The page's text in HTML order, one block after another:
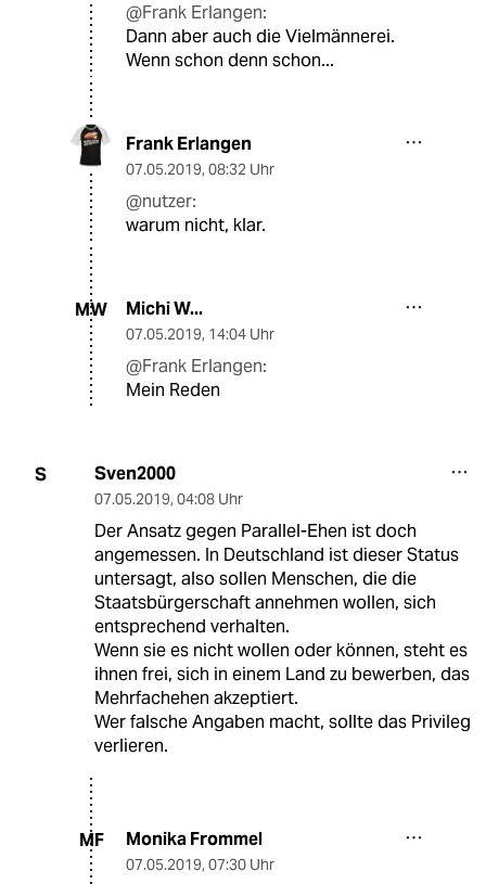
@Frank Erlangen:
Dann aber auch die Vielmännerei.
Wenn schon denn schon...
Frank Erlangen
07.05.2019, 08:32 Uhr
@nutzer:
warum nicht, klar.
MW Michi W...
07.05.2019, 14:04 Uhr
@Frank Erlangen:
Mein Reden
S Sven2000
07.05.2019, 04:08 Uhr
Der Ansatz gegen Parallel-Ehen ist doch
angemessen. In Deutschland ist dieser Status
untersagt, also sollen Menschen, die die
Staatsbürgerschaft annehmen wollen, sich
entsprechend verhalten.
Wenn sie es nicht wollen oder können, steht es
ihnen frei, sich in einem Land zu bewerben, das
Mehrfachehen akzeptiert.
Wer falsche Angaben macht, sollte das Privileg
verlieren.
MF Monika Frommel
07.05.2019, 07:30 Uhr